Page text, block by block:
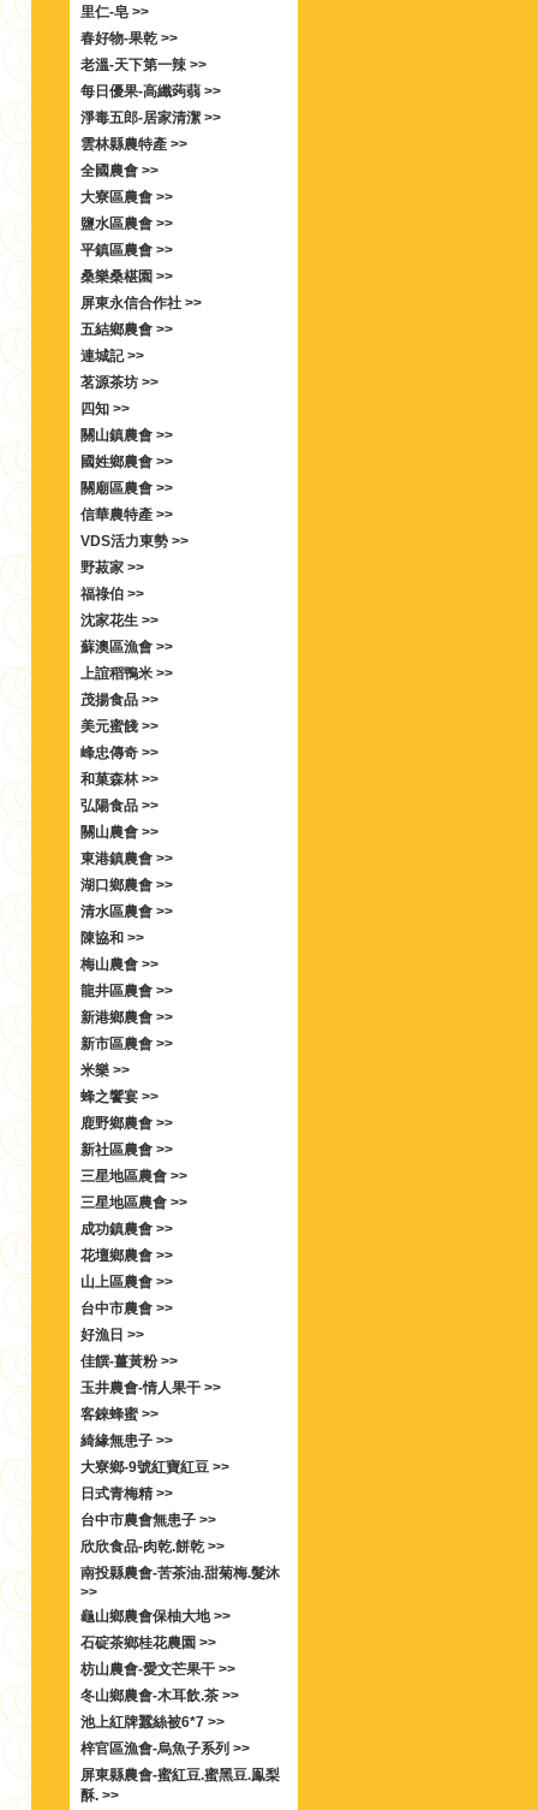
里仁-皂 >>
春好物-果乾 >>
老溫-天下第一辣 >>
每日優果-高纖蒟蒻 >>
淨毒五郎-居家清潔 >>
雲林縣農特產 >>
全國農會 >>
大寮區農會 >>
鹽水區農會 >>
平鎮區農會 >>
桑樂桑椹園 >>
屏東永信合作社 >>
五結鄉農會 >>
連城記 >>
茗源茶坊 >>
四知 >>
關山鎮農會 >>
國姓鄉農會 >>
關廟區農會 >>
信華農特產 >>
VDS活力東勢 >>
野菽家 >>
福祿伯 >>
沈家花生 >>
蘇澳區漁會 >>
上誼稻鴨米 >>
茂揚食品 >>
美元蜜餞 >>
峰忠傳奇 >>
和菓森林 >>
弘陽食品 >>
關山農會 >>
東港鎮農會 >>
湖口鄉農會 >>
清水區農會 >>
陳協和 >>
梅山農會 >>
龍井區農會 >>
新港鄉農會 >>
新市區農會 >>
米樂 >>
蜂之饗宴 >>
鹿野鄉農會 >>
新社區農會 >>
三星地區農會 >>
三星地區農會 >>
成功鎮農會 >>
花壇鄉農會 >>
山上區農會 >>
台中市農會 >>
好漁日 >>
佳饌-薑黃粉 >>
玉井農會-情人果干 >>
客錸蜂蜜 >>
綺緣無患子 >>
大寮鄉-9號紅寶紅豆 >>
日式青梅精 >>
台中市農會無患子 >>
欣欣食品-肉乾.餅乾 >>
南投縣農會-苦茶油.甜菊梅.髮沐
>>
龜山鄉農會保柚大地 >>
石碇茶鄉桂花農園 >>
枋山農會-愛文芒果干 >>
冬山鄉農會-木耳飲.茶 >>
池上紅牌蠶絲被6*7 >>
梓官區漁會-烏魚子系列 >>
屏東縣農會-蜜紅豆.蜜黑豆.鳯梨
酥. >>